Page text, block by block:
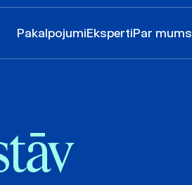
PakalpojumiEkspertiPar mums